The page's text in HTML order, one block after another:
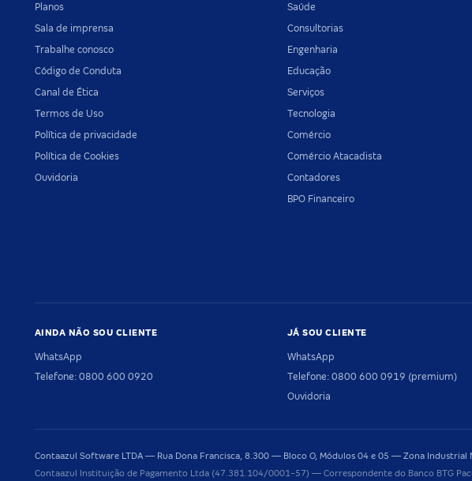
Planos
Sala de imprensa
Trabalhe conosco
Código de Conduta
Canal de Ética
Termos de Uso
Política de privacidade
Política de Cookies
Ouvidoria
Saúde
Consultorias
Engenharia
Educação
Serviços
Tecnologia
Comércio
Comércio Atacadista
Contadores
BPO Financeiro
AINDA NÃO SOU CLIENTE
WhatsApp
Telefone: 0800 600 0920
JÁ SOU CLIENTE
WhatsApp
Telefone: 0800 600 0919 (premium)
Ouvidoria
Contaazul Software LTDA — Rua Dona Francisca, 8.300 — Bloco O, Módulos 04 e 05 — Zona
Contaazul Instituição de Pagamento Ltda (47.381.104/0001-57) — Correspondente do Banco BTG